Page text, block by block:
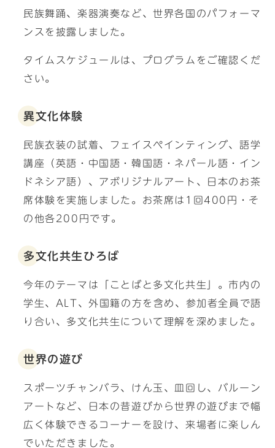
民族舞踊、楽器演奏など、世界各国のパフォーマ
ンスを披露しました。
タイムスケジュールは、プログラムをご確認くだ
さい。
異文化体験
民族衣装の試着、フェイスペインティング、語学
講座（英語・中国語・韓国語・ネパール語・イン
ドネシア語）、アボリジナルアート、日本のお茶
席体験を実施しました。お茶席は1回400円・そ
の他各200円です。
多文化共生ひろば
今年のテーマは「ことばと多文化共生」。市内の
学生、ALT、外国籍の方を含め、参加者全員で語
り合い、多文化共生について理解を深めました。
世界の遊び
スポーツチャンバラ、けん玉、皿回し、バルーン
アートなど、日本の昔遊びから世界の遊びまで幅
広く体験できるコーナーを設け、来場者に楽しん
でいただきました。